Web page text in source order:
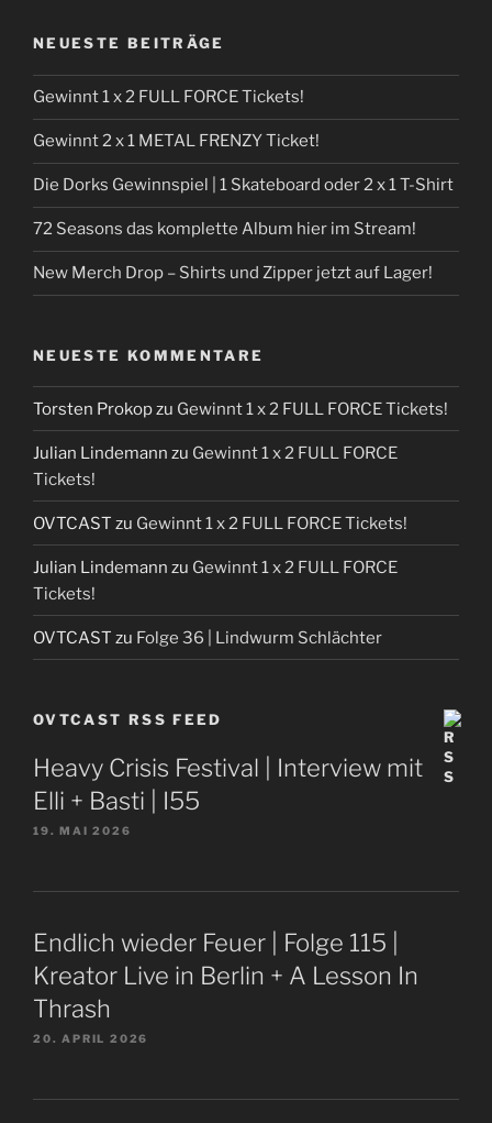
NEUESTE BEITRÄGE
Gewinnt 1 x 2 FULL FORCE Tickets!
Gewinnt 2 x 1 METAL FRENZY Ticket!
Die Dorks Gewinnspiel | 1 Skateboard oder 2 x 1 T-Shirt
72 Seasons das komplette Album hier im Stream!
New Merch Drop – Shirts und Zipper jetzt auf Lager!
NEUESTE KOMMENTARE
Torsten Prokopzu Gewinnt 1 x 2 FULL FORCE Tickets!
Julian Lindemann zu Gewinnt 1 x 2 FULL FORCE
Tickets!
OVTCAST zu Gewinnt 1 x 2 FULL FORCE Tickets!
Julian Lindemann zu Gewinnt 1 x 2 FULL FORCE
Tickets!
OVTCAST zu Folge 36 | Lindwurm Schlächter
OVTCAST RSS FEED
Heavy Crisis Festival | Interview mit
Elli + Basti | I55
19. MAI 2026
Endlich wieder Feuer | Folge 115 |
Kreator Live in Berlin + A Lesson In
Thrash
20. APRIL 2026